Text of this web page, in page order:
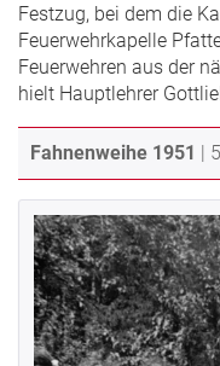
Festzug, bei dem die
Feuerwehrkapelle
Feuerwehren aus der
hielt Hauptlehrer
Fahnenweihe 1951 |